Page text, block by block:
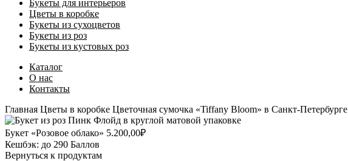
Букеты для интерьеров
Цветы в коробке
Букеты из сухоцветов
Букеты из роз
Букеты из кустовых роз
Каталог
О нас
Контакты
Главная Цветы в коробке Цветочная сумочка «Tiffany Bloom» в Санкт-Петербурге
Букет «Розовое облако» 5.200,00₽
Кешбэк: до 290 Баллов
Вернуться к продуктам